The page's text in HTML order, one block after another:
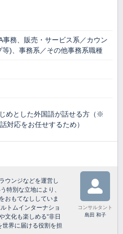
務、販売・サービス系／カウン
等)、事務系／その他事務系職種
めとした外国語が話せる方（※
対応をお任せするため）
ウンジなどを運営し
特別な立地により、
おもてなししていま
トムインターナショ
文化も楽しめる“非日
世界に届ける役割を担
コンサルタント
島田 和子